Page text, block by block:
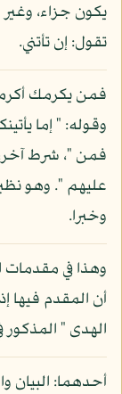
يكون جزاء،
تقول: إن تأتني.
فمن يكرمك
وقوله: " إما
فمن "، شرط
عليهم ". وهو
وخبرا.
وهذا في مقدمات
أن المقدم فيها
الهدى " المذكور
أحدهما: البيان